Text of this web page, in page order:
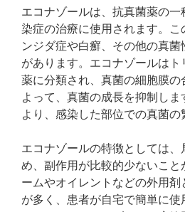
エコナゾールは、抗真菌薬の
染症の治療に使用されます。こ
ンジダ症や白癬、その他の真
があります。エコナゾールは
薬に分類され、真菌の細胞膜
よって、真菌の成長を抑制し
より、感染した部位での真菌の
エコナゾールの特徴としては
め、副作用が比較的少ないこと
ームやオイレントなどの外用剤
が多く、患者が自宅で簡単に